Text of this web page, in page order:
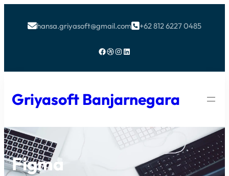
hansa.griyasoft@gmail.com+62 812 6227 0485
Facebook Dribbble Instagram LinkedIn
Griyasoft Banjarnegara
Figma